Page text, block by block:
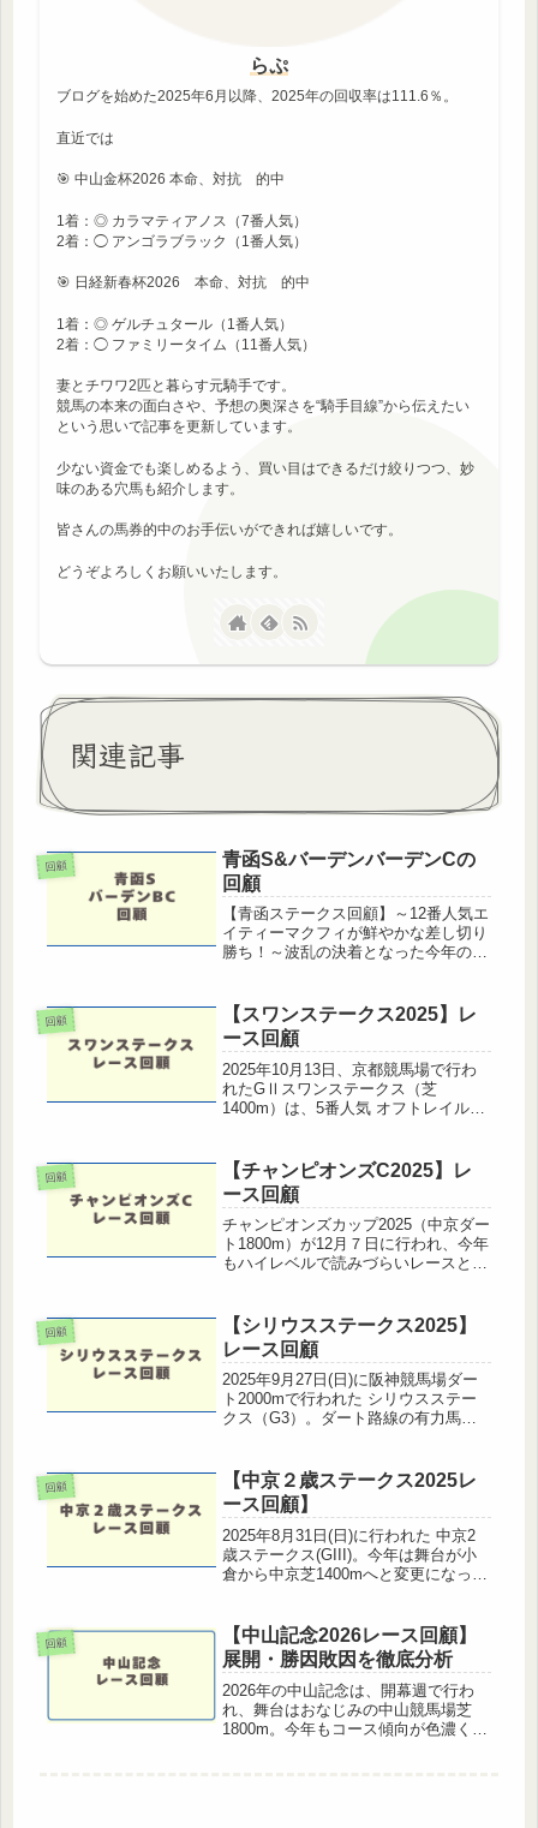
らぷ
ブログを始めた2025年6月以降、2025年の回収率は111.6％。
直近では
🎯 中山金杯2026 本命、対抗 的中
1着：◎ カラマティアノス（7番人気）
2着：◯ アンゴラブラック（1番人気）
🎯 日経新春杯2026 本命、対抗 的中
1着：◎ ゲルチュタール（1番人気）
2着：◯ ファミリータイム（11番人気）
妻とチワワ2匹と暮らす元騎手です。
競馬の本来の面白さや、予想の奥深さを“騎手目線”から伝えたい
という思いで記事を更新しています。
少ない資金でも楽しめるよう、買い目はできるだけ絞りつつ、妙
味のある穴馬も紹介します。
皆さんの馬券的中のお手伝いができれば嬉しいです。
どうぞよろしくお願いいたします。
関連記事
回顧
青函S&バーデンバーデンCの
回顧
【青函ステークス回顧】～12番人気エ
イティーマクフィが鮮やかな差し切り
勝ち！～波乱の決着となった今年の青
フィ。中団でじっくり脚を溜め、直線
では一気の末脚炸裂。見事な差し切...
回顧
【スワンステークス2025】レ
ース回顧
2025年10月13日、京都競馬場で行わ
れたGⅡスワンステークス（芝
1400m）は、5番人気 オフトレイル
振り返ります。レース概要と結果天候
／馬場状態：晴／良出走頭数：18...
回顧
【チャンピオンズC2025】レ
ース回顧
チャンピオンズカップ2025（中京ダー
ト1800m）が12月７日に行われ、今年
もハイレベルで読みづらいレースとな
り・勝因敗因を中心に振り返ります。
◆ レース結果着順枠番馬番馬...
回顧
【シリウスステークス2025】
レース回顧
2025年9月27日(日)に阪神競馬場ダー
ト2000mで行われた シリウスステー
クス（G3）。ダート路線の有力馬た
シリウスステークス2025のレース回
顧・勝因敗因分析・今後...
回顧
【中京２歳ステークス2025レ
ース回顧】
2025年8月31日(日)に行われた 中京2
歳ステークス(GIII)。今年は舞台が小
倉から中京芝1400mへと変更になっ
ルも高く、来年のクラシック戦線を占
う上でも注目度の高...
回顧
【中山記念2026レース回顧】
展開・勝因敗因を徹底分析
2026年の中山記念は、開幕週で行わ
れ、舞台はおなじみの中山競馬場芝
1800m。今年もコース傾向が色濃く出